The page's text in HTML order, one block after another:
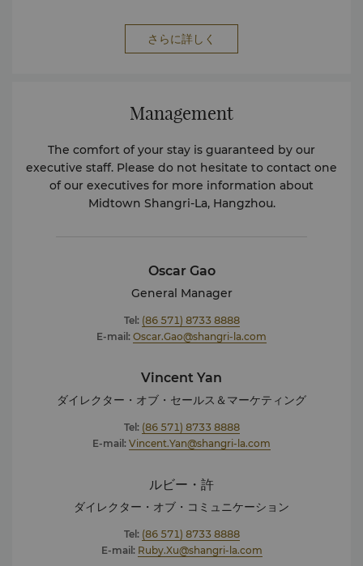
分、杭州蕭山国際空港からお車で50分の距離にございます。
さらに詳しく
Management
The comfort of your stay is guaranteed by our
executive staff. Please do not hesitate to contact one
of our executives for more information about
Midtown Shangri-La, Hangzhou.
Oscar Gao
General Manager
Tel: (86 571) 8733 8888
E-mail: Oscar.Gao@shangri-la.com
Vincent Yan
ダイレクター・オブ・セールス＆マーケティング
Tel: (86 571) 8733 8888
E-mail: Vincent.Yan@shangri-la.com
ルビー・許
ダイレクター・オブ・コミュニケーション
Tel: (86 571) 8733 8888
E-mail: Ruby.Xu@shangri-la.com